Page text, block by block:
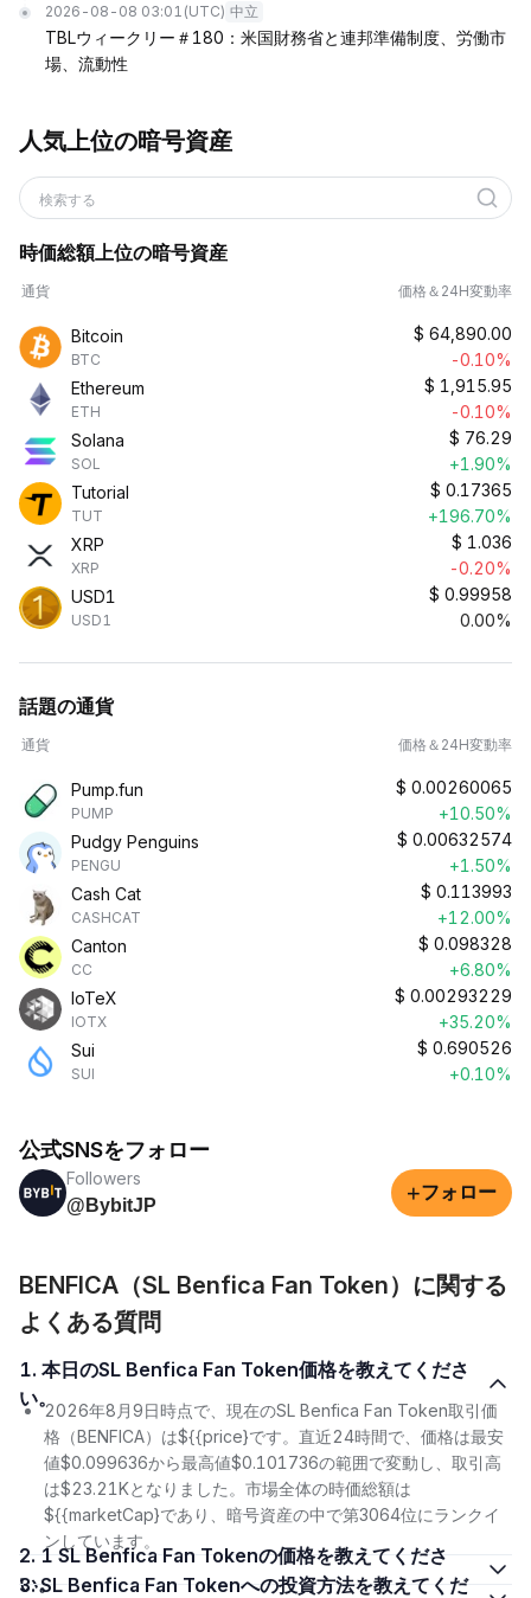
2026-08-08 03:01 (UTC) 中立
TBLウィークリー＃180：米国財務省と連邦準備制度、労働市
場、流動性
人気上位の暗号資産
検索する
時価総額上位の暗号資産
通貨 価格＆24H変動率
Bitcoin
BTC
$ 64,890.00
-0.10%
Ethereum
ETH
$ 1,915.95
-0.10%
Solana
SOL
$ 76.29
+1.90%
Tutorial
TUT
$ 0.17365
+196.70%
XRP
XRP
$ 1.036
-0.20%
USD1
USD1
$ 0.99958
0.00%
話題の通貨
通貨 価格＆24H変動率
Pump.fun
PUMP
$ 0.00260065
+10.50%
Pudgy Penguins
PENGU
$ 0.00632574
+1.50%
Cash Cat
CASHCAT
$ 0.113993
+12.00%
Canton
CC
$ 0.098328
+6.80%
IoTeX
IOTX
$ 0.00293229
+35.20%
Sui
SUI
$ 0.690526
+0.10%
公式SNSをフォロー
Followers
@BybitJP
+フォロー
BENFICA（SL Benfica Fan Token）に関する
よくある質問
1. 本日のSL Benfica Fan Token価格を教えてくださ
い。
2026年8月9日時点で、現在のSL Benfica Fan Token取引価
格（BENFICA）は${{price}です。直近24時間で、価格は最安
値$0.099636から最高値$0.101736の範囲で変動し、取引高
は$23.21Kとなりました。市場全体の時価総額は
${{marketCap}であり、暗号資産の中で第3064位にランクイ
ンしています。
2. 1 SL Benfica Fan Tokenの価格を教えてくださ
い。
3. SL Benfica Fan Tokenへの投資方法を教えてくだ